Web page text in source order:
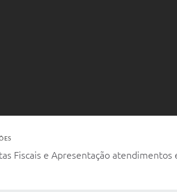
Fiscais e Apresentação